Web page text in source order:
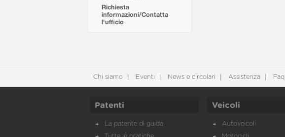
Richiesta
informazioni/Contatta
l'ufficio
Chi siamo Eventi News e circolari Assistenza Faq
Patenti
La patente di guida
Veicoli
Autoveicoli